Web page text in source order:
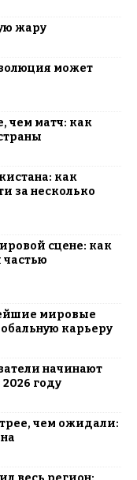
жару
может
чем матч: как
как
за несколько
сцене: как
частью
мировые
карьеру
начинают
году
чем ожидали: